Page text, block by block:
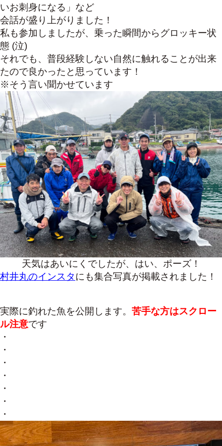
いお刺身になる」など
会話が盛り上がりました！
私も参加しましたが、乗った瞬間からグロッキー状
態 (泣)
それでも、普段経験しない自然に触れることが出来
たので良かったと思っています！
※そう言い聞かせています
天気はあいにくでしたが、はい、ポーズ！
村井丸のインスタにも集合写真が掲載されました！
実際に釣れた魚を公開します。 苦手な方はスクロー
ル注意です
・
・
・
・
・
・
・